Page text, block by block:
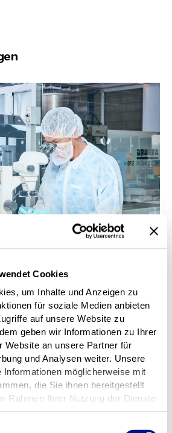
Cookies
um Inhalte und Anzeigen zu
für soziale Medien anbieten
auf unsere Website zu
geben wir Informationen zu Ihrer
Website an unsere Partner für
und Analysen weiter. Unsere
Informationen möglicherweise mit
die Sie ihnen bereitgestellt
Rahmen Ihrer Nutzung der Dienste